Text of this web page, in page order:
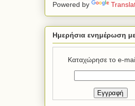
Powered by
Ημερήσια ενημέρωση
Καταχώρησε το e-